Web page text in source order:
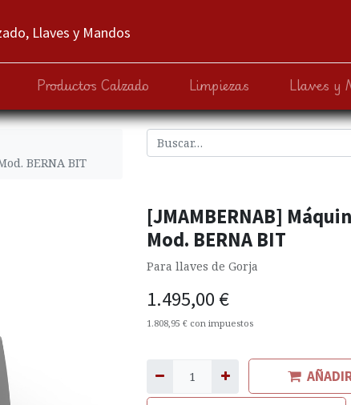
Llaves y Mandos
Productos Calzado Limpiezas Llaves y
BERNA BIT
[JMAMBERNAB]
Mod. BERNA BIT
Para llaves de Gorja
1.495,00 €
1.808,95 € con impuestos